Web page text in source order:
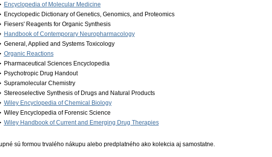
Encyclopedia of Molecular Medicine
Encyclopedic Dictionary of Genetics, Genomics, and Proteomics
Fiesers' Reagents for Organic Synthesis
Handbook of Contemporary Neuropharmacology
General, Applied and Systems Toxicology
Organic Reactions
Pharmaceutical Sciences Encyclopedia
Psychotropic Drug Handout
Supramolecular Chemistry
Stereoselective Synthesis of Drugs and Natural Products
Wiley Encyclopedia of Chemical Biology
Wiley Encyclopedia of Forensic Science
Wiley Handbook of Current and Emerging Drug Therapies
sú formou trvalého nákupu alebo predplatného ako kolekcia aj samostatne.